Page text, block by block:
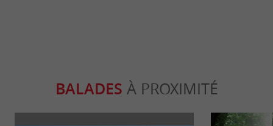
BALADES À PROXIMITÉ